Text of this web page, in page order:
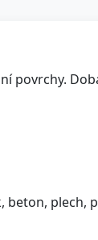
povrchy.
plech,